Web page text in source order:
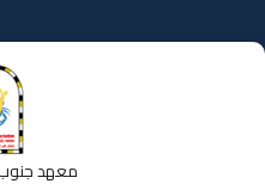
إلى
المحتوى
معهد